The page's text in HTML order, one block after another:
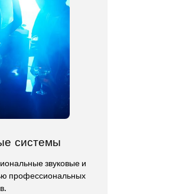
системы
звуковые и
профессиональных